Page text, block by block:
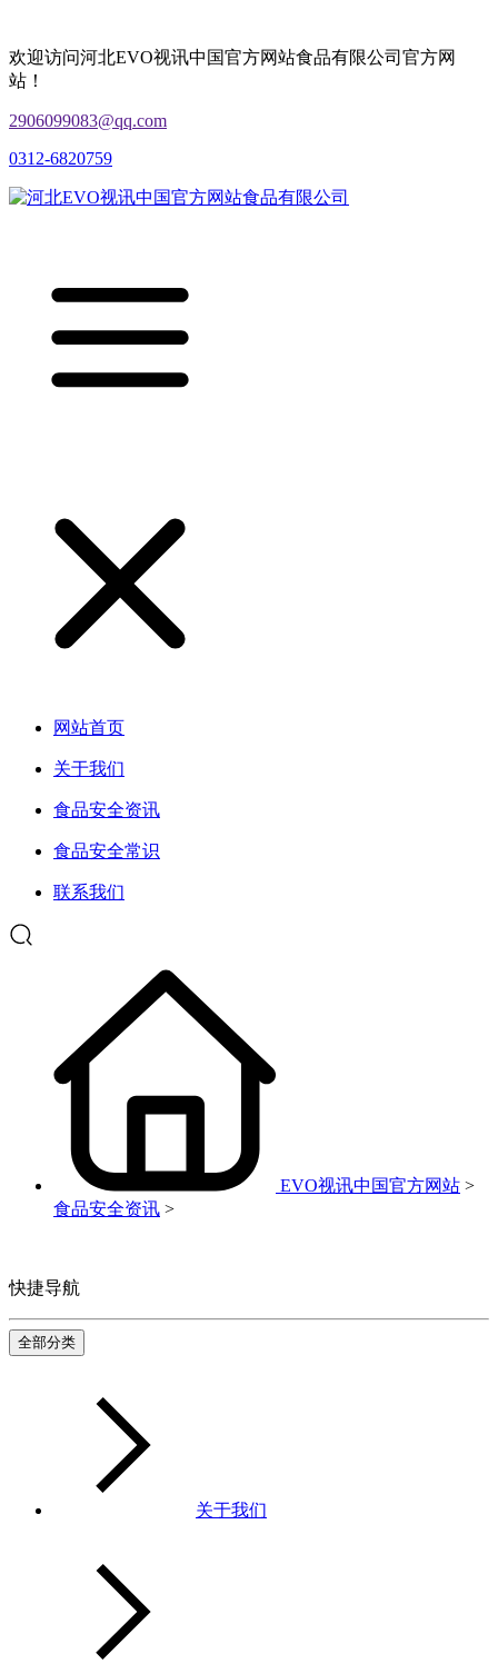
欢迎访问河北EVO视讯中国官方网站食品有限公司官方网
站！
2906099083@qq.com
0312-6820759
网站首页
关于我们
食品安全资讯
食品安全常识
联系我们
EVO视讯中国官方网站 >
食品安全资讯 >
快捷导航
全部分类
关于我们